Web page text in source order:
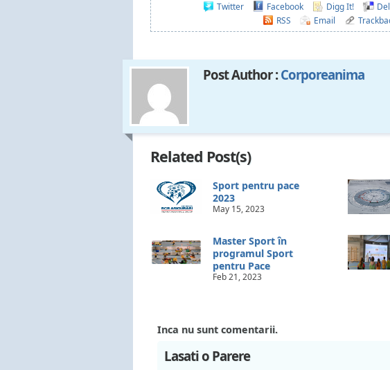
Twitter Facebook Digg It!
RSS
Email
Post Author :Corporeanima
Related Post(s)
Sport pentru pace
2023
May 15, 2023
Master Sport în
programul Sport
pentru Pace
Feb 21, 2023
Inca nu sunt comentarii.
Lasati o Parere